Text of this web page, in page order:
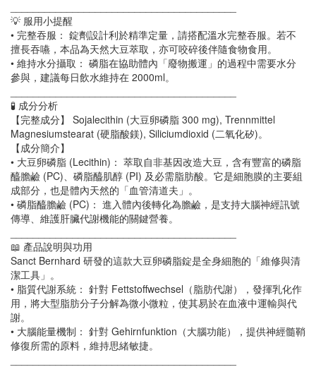
💡 服用小提醒
• 完整吞服： 錠劑設計利於精準定量，請搭配溫水完整吞服。若不
擅長吞嚥，本品為天然大豆萃取，亦可咬碎後伴隨食物食用。
• 維持水分攝取： 磷脂在協助體內「廢物搬運」的過程中需要水分
參與，建議每日飲水維持在 2000ml。
🧪 成分分析
【完整成分】 Sojalecithin (大豆卵磷脂 300 mg), Trennmittel
Magnesiumstearat (硬脂酸鎂), Siliciumdioxid (二氧化矽)。
【成分簡介】
• 大豆卵磷脂 (Lecithin)： 萃取自非基因改造大豆，含有豐富的磷脂
醯膽鹼 (PC)、磷脂醯肌醇 (PI) 及必需脂肪酸。它是細胞膜的主要組
成部分，也是體內天然的「血管清道夫」。
• 磷脂醯膽鹼 (PC)： 進入體內後轉化為膽鹼，是支持大腦神經訊號
傳導、維護肝臟代謝機能的關鍵營養。
📖 產品說明與功用
Sanct Bernhard 研發的這款大豆卵磷脂錠是全身細胞的「維修與清
潔工具」。
• 脂質代謝系統： 針對 Fettstoffwechsel（脂肪代謝），發揮乳化作
用，將大型脂肪分子分解為微小微粒，使其易於在血液中運輸與代
謝。
• 大腦能量機制： 針對 Gehirnfunktion（大腦功能），提供神經髓鞘
修復所需的原料，維持思緒敏捷。